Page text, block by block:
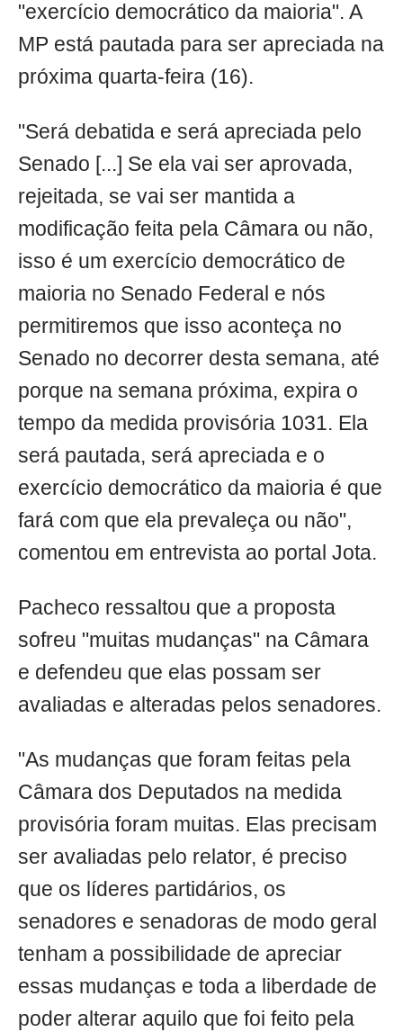
"exercício democrático da maioria". A
MP está pautada para ser apreciada na
próxima quarta-feira (16).
"Será debatida e será apreciada pelo
Senado [...] Se ela vai ser aprovada,
rejeitada, se vai ser mantida a
modificação feita pela Câmara ou não,
isso é um exercício democrático de
maioria no Senado Federal e nós
permitiremos que isso aconteça no
Senado no decorrer desta semana, até
porque na semana próxima, expira o
tempo da medida provisória 1031. Ela
será pautada, será apreciada e o
exercício democrático da maioria é que
fará com que ela prevaleça ou não",
comentou em entrevista ao portal Jota.
Pacheco ressaltou que a proposta
sofreu "muitas mudanças" na Câmara
e defendeu que elas possam ser
avaliadas e alteradas pelos senadores.
"As mudanças que foram feitas pela
Câmara dos Deputados na medida
provisória foram muitas. Elas precisam
ser avaliadas pelo relator, é preciso
que os líderes partidários, os
senadores e senadoras de modo geral
tenham a possibilidade de apreciar
essas mudanças e toda a liberdade de
poder alterar aquilo que foi feito pela